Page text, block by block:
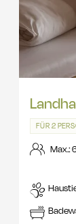
FÜR 2
Max.: